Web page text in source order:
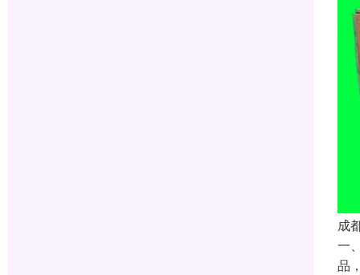
成
一
品